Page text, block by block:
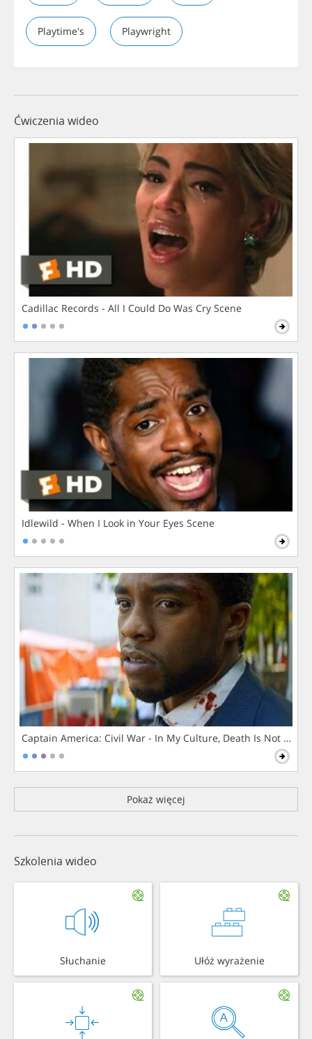
Playtime's Playwright
Ćwiczenia wideo
Cadillac Records - All I Could Do Was Cry Scene
Idlewild - When I Look in Your Eyes Scene
Captain America: Civil War - In My Culture, Death Is Not The
Pokaż więcej
Szkolenia wideo
Słuchanie Ułóż wyrażenie